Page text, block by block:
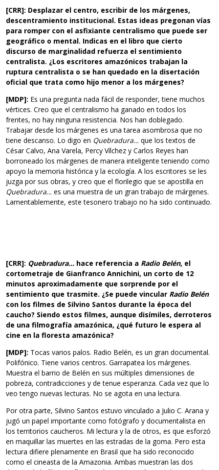
[CRR]: Desplazar el centro, escribir de los márgenes,
descentramiento institucional. Estas ideas pregonan vías
para romper con el asfixiante centralismo que puede ser
geográfico o mental. Indicas en el libro que cierto
discurso de marginalidad refuerza el sentimiento
centralista. ¿Los escritores amazónicos trabajan la
ruptura centralista o se han quedado en la disertación
oficial que trata como hijo menor a los márgenes?
[MDP]: Es una pregunta nada fácil de responder, tiene muchos
vértices. Creo que el centralismo ha ganado en todos los
frentes, no hay ninguna resistencia. Nos han doblegado.
Trabajar desde los márgenes es una tarea asombrosa que no
tiene descanso. Lo digo en Quebradura… que los textos de
César Calvo, Ana Varela, Percy Vílchez y Carlos Reyes han
borroneado los márgenes de manera inteligente teniendo como
apoyo la memoria histórica y la ecología. A los escritores se les
juzga por sus obras, y creo que el florilegio que se apostilla en
Quebradura… es una muestra de un gran trabajo de márgenes.
Lamentablemente, este tesonero trabajo no ha sido continuado.
[CRR]: Quebradura… hace referencia a Radio Belén, el
cortometraje de Gianfranco Annichini, un corto de 12
minutos aproximadamente que sorprende por el
sentimiento que trasmite. ¿Se puede vincular Radio Belén
con los filmes de Silvino Santos durante la época del
caucho? Siendo estos filmes, aunque disímiles, derroteros
de una filmografía amazónica, ¿qué futuro le espera al
cine en la floresta amazónica?
[MDP]: Tocas varios palos. Radio Belén, es un gran documental.
Polifónico. Tiene varios centros. Garrapatea los márgenes.
Muestra el barrio de Belén en sus múltiples dimensiones de
pobreza, contradicciones y de tenue esperanza. Cada vez que lo
veo tengo nuevas lecturas. No se agota en una lectura.
Por otra parte, Silvino Santos estuvo vinculado a Julio C. Arana y
jugó un papel importante como fotógrafo y documentalista en
los territorios caucheros. Mi lectura y la de otros, es que esforzó
en maquillar las muertes en las estradas de la goma. Pero esta
lectura difiere plenamente en Brasil que ha sido reconocido
como el cineasta de la Amazonia. Ambas muestran las dos